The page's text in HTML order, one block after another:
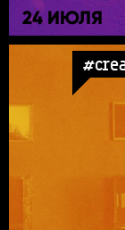
24 ИЮЛЯ